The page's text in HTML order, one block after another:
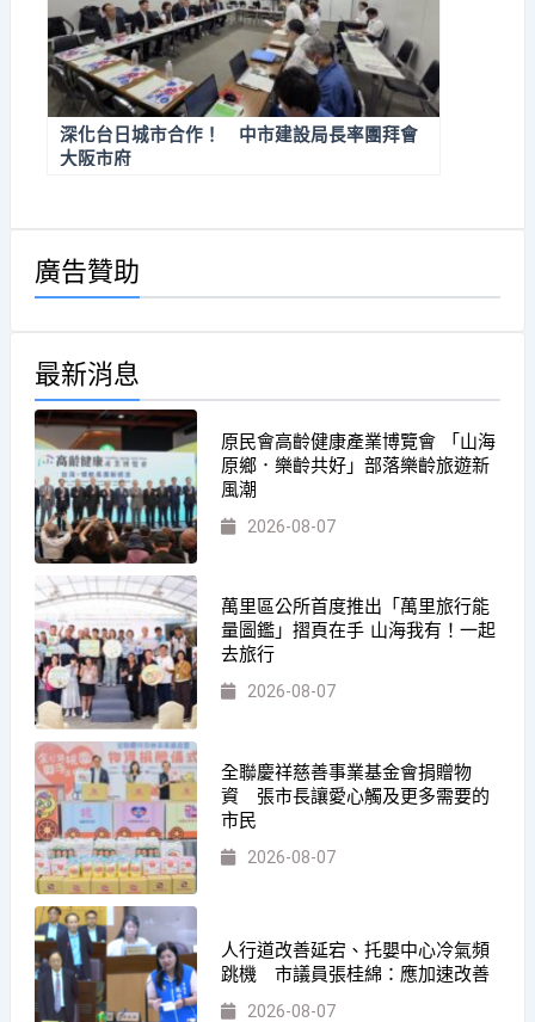
深化台日城市合作！ 中市建設局長率團拜會
大阪市府
廣告贊助
最新消息
原民會高齡健康產業博覽會 「山海
原鄉．樂齡共好」部落樂齡旅遊新
風潮
2026-08-07
萬里區公所首度推出「萬里旅行能
量圖鑑」摺頁在手 山海我有！一起
去旅行
2026-08-07
全聯慶祥慈善事業基金會捐贈物
資 張市長讓愛心觸及更多需要的
市民
2026-08-07
人行道改善延宕、托嬰中心冷氣頻
跳機 市議員張桂綿：應加速改善
2026-08-07